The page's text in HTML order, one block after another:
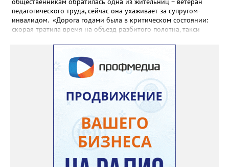
педагогического труда, сейчас она ухаживает за супругом-
инвалидом. «Дорога годами была в критическом состоянии:
скорая тратила время на объезд разбитого полотна, такси
однажды реанимация не смогла добраться до больного.
Жители писали в администрацию города и другие инстанции,
пытались ремонтировать дорогу своими силами – всё тщетно»,
– рассказали в ОНФ. Общественники подчеркнули: именно
они добились, чтобы участок разровняли и отсыпали. Для
этого потребовалось обратиться в мэрию Златоуста.